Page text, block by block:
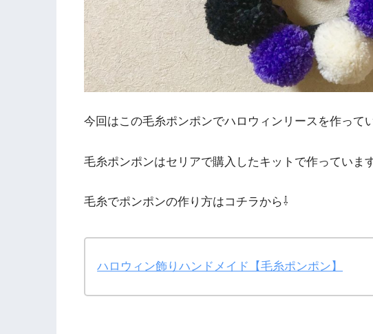
今回はこの毛糸ポンポンでハロウィンリースを作って
毛糸ポンポンはセリアで購入したキットで作っています
毛糸でポンポンの作り方はコチラから⇩
ハロウィン飾りハンドメイド【毛糸ポンポン】